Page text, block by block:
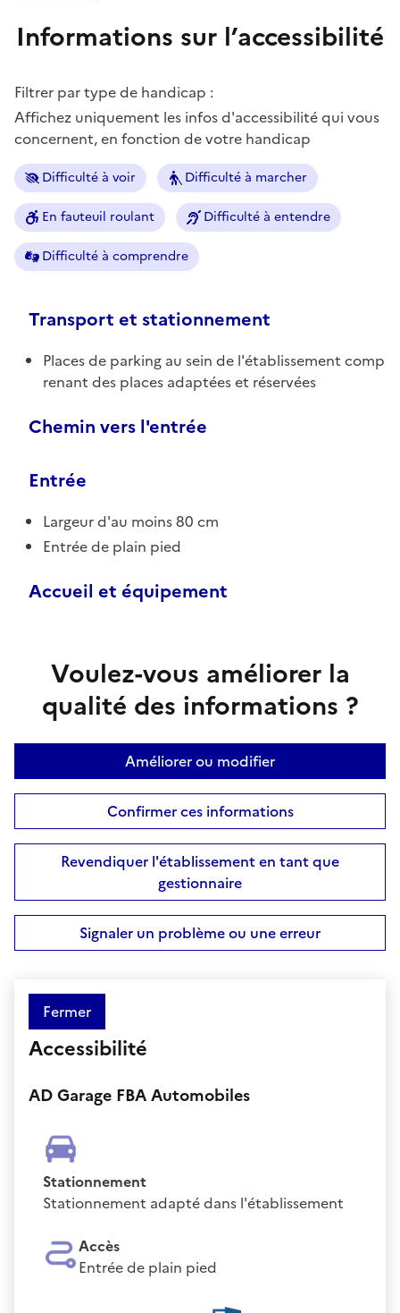
Informations sur l’accessibilité
Filtrer par type de handicap :
Affichez uniquement les infos d'accessibilité qui vous
concernent, en fonction de votre handicap
Difficulté à voir Difficulté à marcher
En fauteuil roulant Difficulté à entendre
Difficulté à comprendre
Transport et stationnement
Places de parking au sein de l'établissement comp
renant des places adaptées et réservées
Chemin vers l'entrée
Entrée
Largeur d'au moins 80 cm
Entrée de plain pied
Accueil et équipement
Voulez-vous améliorer la
qualité des informations ?
Améliorer ou modifier
Confirmer ces informations
Revendiquer l'établissement en tant que
gestionnaire
Signaler un problème ou une erreur
Fermer
Accessibilité
AD Garage FBA Automobiles
Stationnement
Stationnement adapté dans l'établissement
Accès
Entrée de plain pied